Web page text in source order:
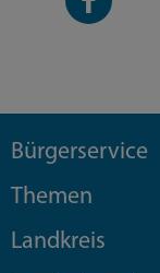
Seite
Bürgerservice
Themen
Landkreis